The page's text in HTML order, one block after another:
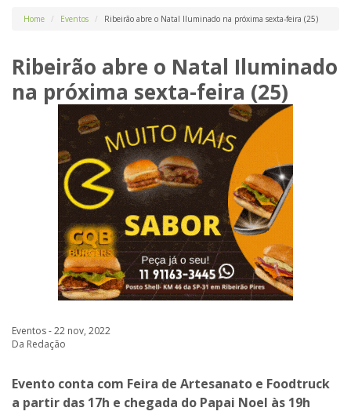
Home Eventos Ribeirão abre o Natal Iluminado na próxima sexta-feira (25)
Ribeirão abre o Natal Iluminado
na próxima sexta-feira (25)
Eventos - 22 nov, 2022
Da Redação
Evento conta com Feira de Artesanato e Foodtruck
a partir das 17h e chegada do Papai Noel às 19h